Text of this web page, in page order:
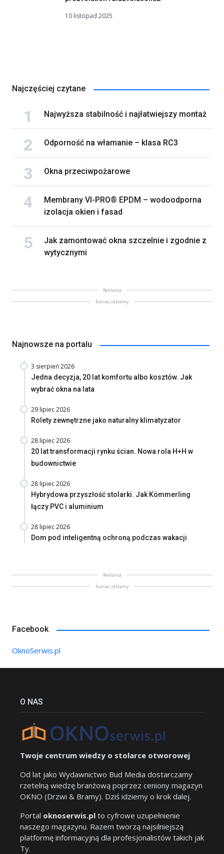
10 listopad 2025
Najczęściej czytane
Najwyższa stabilność i najłatwiejszy montaż
Odporność na włamanie – klasa RC3
Okna przeciwpożarowe
Membrany VI-PRO® EPDM – wodoodporna
izolacja okien i fasad
Jak zamontować okna szczelnie i zgodnie z
wytycznymi
Reklama
Koniec reklamy
Najnowsze na portalu
3 sierpień 2026
Jedna decyzja, 20 lat komfortu albo kosztów. Jak
wybrać okna na lata
29 lipiec 2026
Rolety zewnętrzne jako naturalny klimatyzator
28 lipiec 2026
20 lat transformacji rynku ścian. Nowa rola H+H w
budownictwie
28 lipiec 2026
Hybrydowa przyszłość stolarki. Jak Kömmerling
łączy PVC i aluminium
28 lipiec 2026
Dom pod inteligentną ochroną podczas wakacji
Reklama
Koniec reklamy
Facebook
OknoSerwis.pl
O NAS
Twoje centrum wiedzy o stolarce otworowej
Od lat jako Wydawnictwo Bud Media dostarczamy
rzetelną wiedzę branżową poprzez ceniony magazyn
OKNO (Drzwi & Bramy). Dziś idziemy o krok dalej.
Portal oknoserwis.pl to cyfrowe uzupełnienie
naszego magazynu. Razem tworzą najsilniejszą
platformę informacyjną dla profesjonalistów takich jak
Ty.